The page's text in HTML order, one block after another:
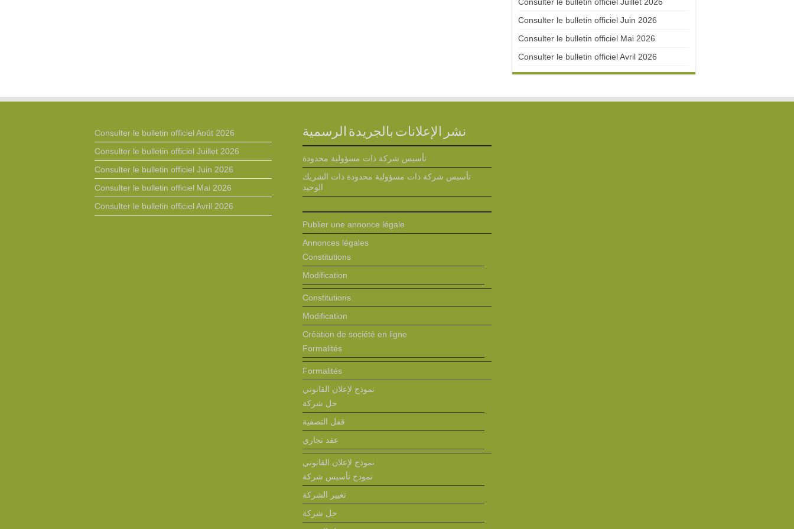
Consulter le bulletin officiel Juin 2026
Consulter le bulletin officiel Mai 2026
Consulter le bulletin officiel Avril 2026
Consulter le bulletin officiel Août 2026
Consulter le bulletin officiel Juillet 2026
Consulter le bulletin officiel Juin 2026
Consulter le bulletin officiel Mai 2026
Consulter le bulletin officiel Avril 2026
نشر الإعلانات بالجريدة الرسمية
تأسيس شركة ذات مسؤولية محدودة
تأسيس شركة ذات مسؤولية محدودة ذات الشريك
الوحيد
Publier une annonce légale
Annonces légales
Constitutions
Modification
Constitutions
Modification
Création de société en ligne
Formalités
Formalités
نموذج لإعلان القانوني
حل شركة
قفل التصفية
عقد تجاري
نموذج لإعلان القانوني
نمودج تأسيس شركة
تغيير الشركة
حل شركة